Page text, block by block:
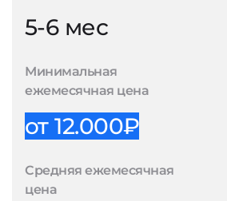
5-6 мес
Минимальная
ежемесячная цена
от 12.000₽
Средняя ежемесячная
цена